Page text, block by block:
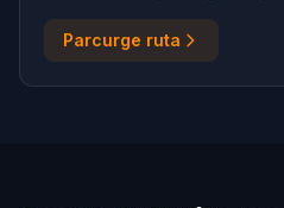
Parcurge ruta